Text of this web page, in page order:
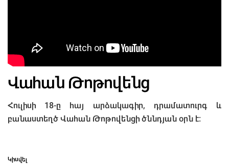
Վահան Թոթովենց
Հուլիսի 18-ը հայ արձակագիր, դրամատուրգ և
բանաստեղծ Վահան Թոթովենցի ծննդյան օրն է:
Կիսվել